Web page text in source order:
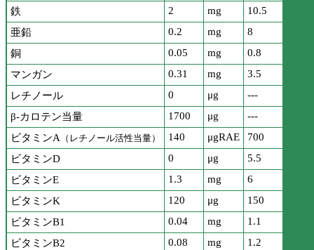
鉄
2 mg
10.5
亜鉛
0.2 mg
8
銅
0.05 mg
0.8
マンガン
0.31 mg
3.5
レチノール
0 μg
---
β-カロテン当量
1700 μg
---
ビタミンA （レチノール活性当量） 140 μgRAE
700
ビタミンD
0 μg
5.5
ビタミンE
1.3 mg
6
ビタミンK
120 μg
150
ビタミンB1
0.04 mg
1.1
ビタミンB2
0.08 mg
1.2